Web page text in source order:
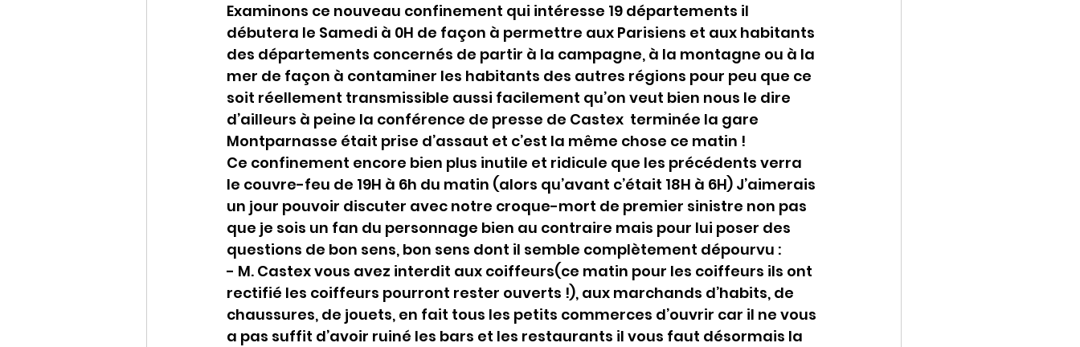
Examinons ce nouveau confinement qui intéresse 19 départements il
débutera le Samedi à 0H de façon à permettre aux Parisiens et aux habitants
des départements concernés de partir à la campagne, à la montagne ou à la
mer de façon à contaminer les habitants des autres régions pour peu que ce
soit réellement transmissible aussi facilement qu’on veut bien nous le dire
d’ailleurs à peine la conférence de presse de Castex  terminée la gare
Montparnasse était prise d’assaut et c’est la même chose ce matin !
Ce confinement encore bien plus inutile et ridicule que les précédents verra
le couvre-feu de 19H à 6h du matin (alors qu’avant c’était 18H à 6H) J’aimerais
un jour pouvoir discuter avec notre croque-mort de premier sinistre non pas
que je sois un fan du personnage bien au contraire mais pour lui poser des
questions de bon sens, bon sens dont il semble complètement dépourvu :
- M. Castex vous avez interdit aux coiffeurs(ce matin pour les coiffeurs ils ont
rectifié les coiffeurs pourront rester ouverts !), aux marchands d’habits, de
chaussures, de jouets, en fait tous les petits commerces d’ouvrir car il ne vous
a pas suffit d’avoir ruiné les bars et les restaurants il vous faut désormais la